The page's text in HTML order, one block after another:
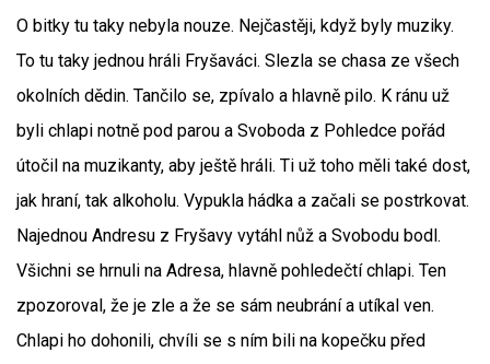
O bitky tu taky nebyla nouze. Nejčastěji, když byly muziky.
To tu taky jednou hráli Fryšaváci. Slezla se chasa ze všech
okolních dědin. Tančilo se, zpívalo a hlavně pilo. K ránu už
byli chlapi notně pod parou a Svoboda z Pohledce pořád
útočil na muzikanty, aby ještě hráli. Ti už toho měli také dost,
jak hraní, tak alkoholu. Vypukla hádka a začali se postrkovat.
Najednou Andresu z Fryšavy vytáhl nůž a Svobodu bodl.
Všichni se hrnuli na Adresa, hlavně pohledečtí chlapi. Ten
zpozoroval, že je zle a že se sám neubrání a utíkal ven.
Chlapi ho dohonili, chvíli se s ním bili na kopečku před